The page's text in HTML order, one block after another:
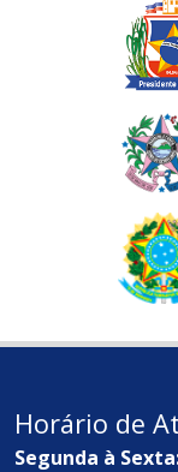
Horário de
Segunda à